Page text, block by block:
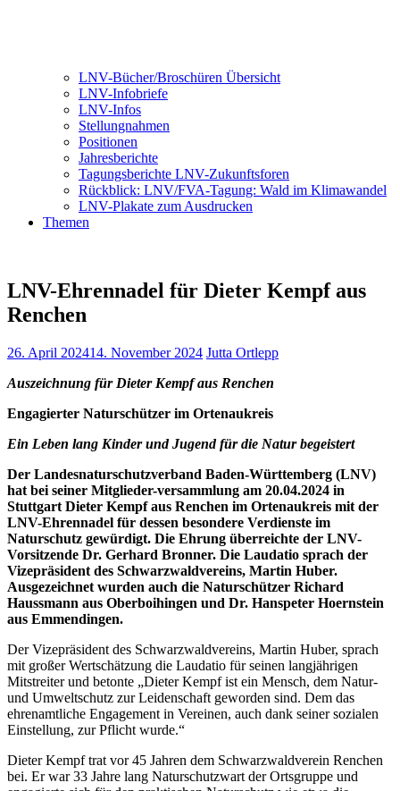
LNV-Bücher/Broschüren Übersicht
LNV-Infobriefe
LNV-Infos
Stellungnahmen
Positionen
Jahresberichte
Tagungsberichte LNV-Zukunftsforen
Rückblick: LNV/FVA-Tagung: Wald im Klimawandel
LNV-Plakate zum Ausdrucken
Themen
LNV-Ehrennadel für Dieter Kempf aus
Renchen
26. April 202414. November 2024 Jutta Ortlepp
Auszeichnung für Dieter Kempf aus Renchen
Engagierter Naturschützer im Ortenaukreis
Ein Leben lang Kinder und Jugend für die Natur begeistert
Der Landesnaturschutzverband Baden-Württemberg (LNV)
hat bei seiner Mitglieder-versammlung am 20.04.2024 in
Stuttgart Dieter Kempf aus Renchen im Ortenaukreis mit der
LNV-Ehrennadel für dessen besondere Verdienste im
Naturschutz gewürdigt. Die Ehrung überreichte der LNV-
Vorsitzende Dr. Gerhard Bronner. Die Laudatio sprach der
Vizepräsident des Schwarzwaldvereins, Martin Huber.
Ausgezeichnet wurden auch die Naturschützer Richard
Haussmann aus Oberboihingen und Dr. Hanspeter Hoernstein
aus Emmendingen.
Der Vizepräsident des Schwarzwaldvereins, Martin Huber, sprach
mit großer Wertschätzung die Laudatio für seinen langjährigen
Mitstreiter und betonte „Dieter Kempf ist ein Mensch, dem Natur-
und Umweltschutz zur Leidenschaft geworden sind. Dem das
ehrenamtliche Engagement in Vereinen, auch dank seiner sozialen
Einstellung, zur Pflicht wurde.“
Dieter Kempf trat vor 45 Jahren dem Schwarzwaldverein Renchen
bei. Er war 33 Jahre lang Naturschutzwart der Ortsgruppe und